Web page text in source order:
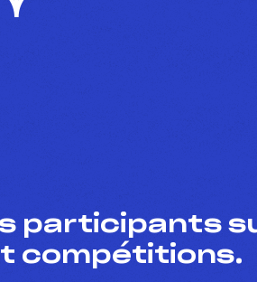
participants
compétitions.